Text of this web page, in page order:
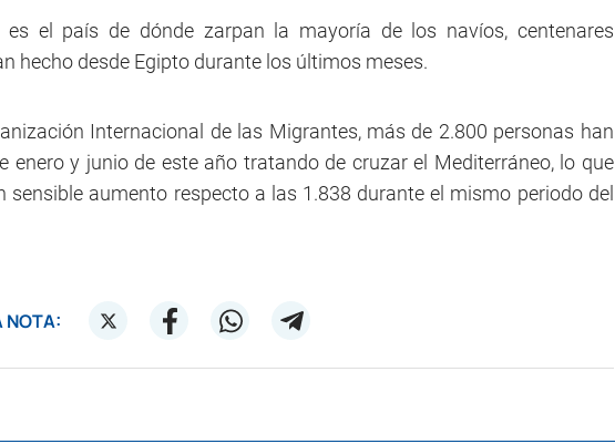
es el país de dónde zarpan la mayoría de los navíos, centenares
hecho desde Egipto durante los últimos meses.
Internacional de las Migrantes, más de 2.800 personas han
enero y junio de este año tratando de cruzar el Mediterráneo, lo que
sensible aumento respecto a las 1.838 durante el mismo periodo del
NOTA: